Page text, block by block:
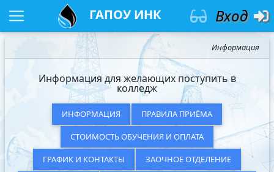
ГАПОУ ИНК Вход
Информация
Информация для желающих поступить в
колледж
ИНФОРМАЦИЯ ПРАВИЛА ПРИЁМА
СТОИМОСТЬ ОБУЧЕНИЯ И ОПЛАТА
ГРАФИК И КОНТАКТЫ ЗАОЧНОЕ ОТДЕЛЕНИЕ